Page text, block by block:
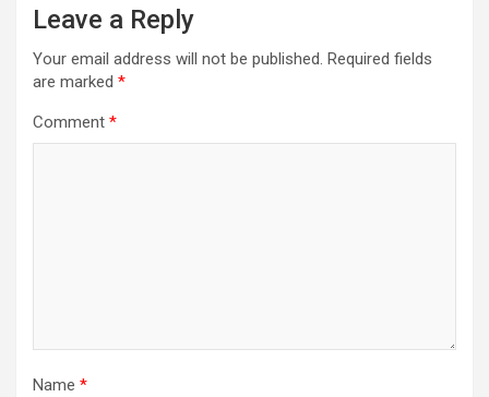
Leave a Reply
Your email address will not be published. Required fields
are marked *
Comment *
Name *